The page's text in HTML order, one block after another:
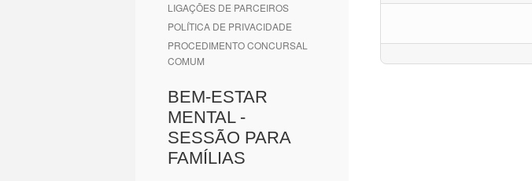
LIGAÇÕES DE PARCEIROS
POLÍTICA DE PRIVACIDADE
PROCEDIMENTO CONCURSAL
COMUM
BEM-ESTAR
MENTAL -
SESSÃO PARA
FAMÍLIAS